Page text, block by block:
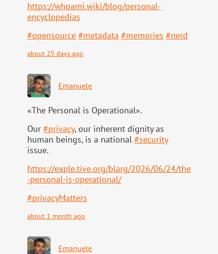
https://whoami.wiki/blog/personal-
encyclopedias
#opensource #metadata #memories #nerd
about 25 days ago
Emanuele
«The Personal is Operational».
Our #privacy, our inherent dignity as
human beings, is a national #security
issue.
https://exple.tive.org/blarg/2026/06/24/the
-personal-is-operational/
#privacyMatters
about 1 month ago
Emanuele